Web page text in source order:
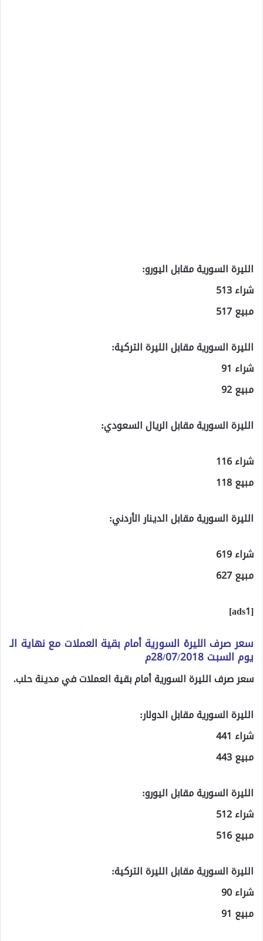
الليرة السورية مقابل اليورو:
شراء 513
مبيع 517
الليرة السورية مقابل الليرة التركية:
شراء 91
مبيع 92
الليرة السورية مقابل الريال السعودي:
شراء 116
مبيع 118
الليرة السورية مقابل الدينار الأردني:
شراء 619
مبيع 627
[ads1]
سعر صرف الليرة السورية أمام بقية العملات مع نهاية الـ
يوم السبت 28/07/2018م
سعر صرف الليرة السورية أمام بقية العملات في مدينة حلب.
الليرة السورية مقابل الدولار:
شراء 441
مبيع 443
الليرة السورية مقابل اليورو:
شراء 512
مبيع 516
الليرة السورية مقابل الليرة التركية:
شراء 90
مبيع 91